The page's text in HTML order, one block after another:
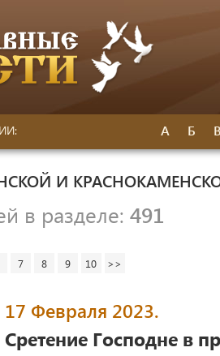
А Б
И
в разделе: 491
7 8 9 10 >>
17 Февраля 2023.
Сретение Господне в